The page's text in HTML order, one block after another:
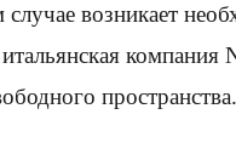
возникает
компания
пространства.